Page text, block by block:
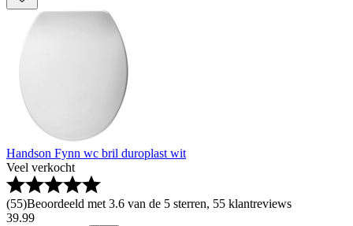
Handson Fynn wc bril duroplast wit
Veel verkocht
(55)Beoordeeld met 3.6 van de 5 sterren, 55 klantreviews
39.99